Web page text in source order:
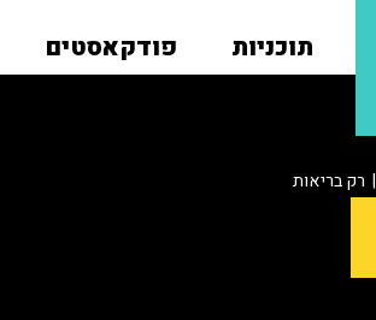
תוכניות פודקאסטים
| רק בריאות